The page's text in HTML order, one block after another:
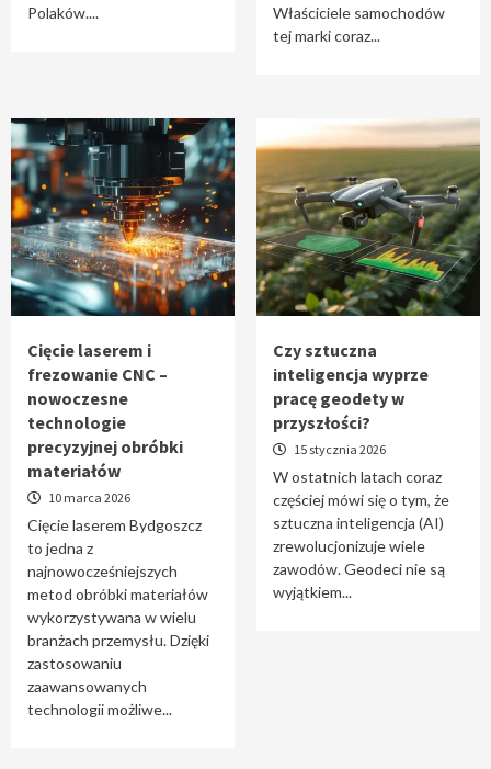
Cięcie laserem i frezowanie CNC –
4
Czy sztuczna inteligencja wyprze pracę
geodety w przyszłości?
5
Tworzenie aplikacji internetowych – jak
powstają nowoczesne rozwiązania cyfrowe
Polaków....
Właściciele samochodów
tej marki coraz...
Cięcie laserem i
frezowanie CNC –
nowoczesne
technologie
precyzyjnej obróbki
materiałów
10 marca 2026
Cięcie laserem Bydgoszcz
to jedna z
najnowocześniejszych
metod obróbki materiałów
wykorzystywana w wielu
branżach przemysłu. Dzięki
zastosowaniu
zaawansowanych
technologii możliwe...
Czy sztuczna
inteligencja wyprze
pracę geodety w
przyszłości?
15 stycznia 2026
W ostatnich latach coraz
częściej mówi się o tym, że
sztuczna inteligencja (AI)
zrewolucjonizuje wiele
zawodów. Geodeci nie są
wyjątkiem...